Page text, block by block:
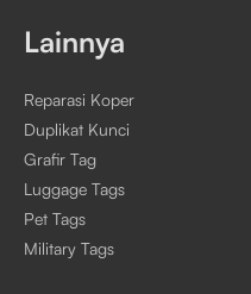
Lainnya
Reparasi Koper
Duplikat Kunci
Grafir Tag
Luggage Tags
Pet Tags
Military Tags